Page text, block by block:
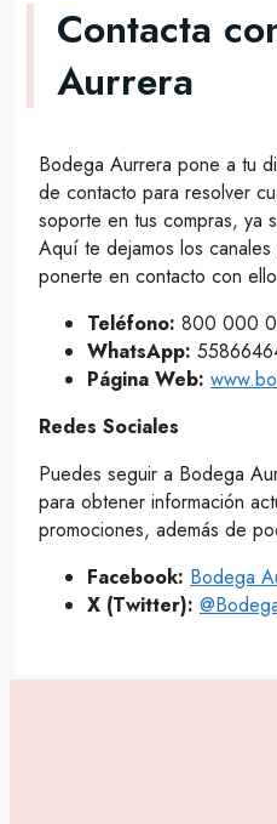
Contacta
Aurrera
Bodega Aurrera pone a tu
de contacto para resolver
soporte en tus compras, ya
Aquí te dejamos los canales
ponerte en contacto con
Teléfono: 800 000
WhatsApp:
Página Web:
Redes Sociales
Puedes seguir a Bodega
para obtener información
promociones, además de
Facebook: Bodega
X (Twitter):